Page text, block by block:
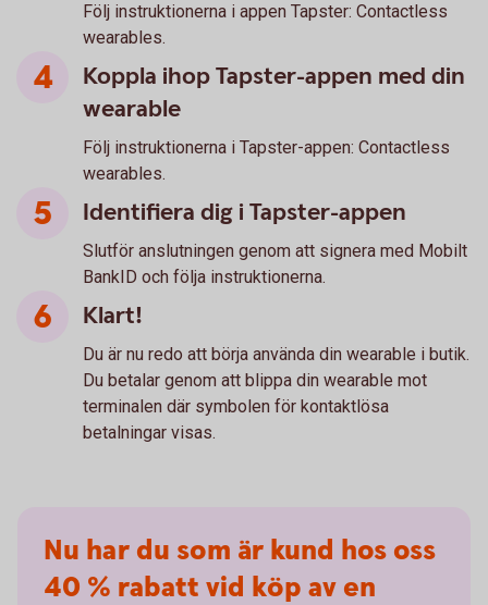
Följ instruktionerna i appen Tapster: Contactless
wearables.
Koppla ihop Tapster-appen med din
wearable
Följ instruktionerna i Tapster-appen: Contactless
wearables.
Identifiera dig i Tapster-appen
Slutför anslutningen genom att signera med Mobilt
BankID och följa instruktionerna.
Klart!
Du är nu redo att börja använda din wearable i butik.
Du betalar genom att blippa din wearable mot
terminalen där symbolen för kontaktlösa
betalningar visas.
Nu har du som är kund hos oss
40 % rabatt vid köp av en